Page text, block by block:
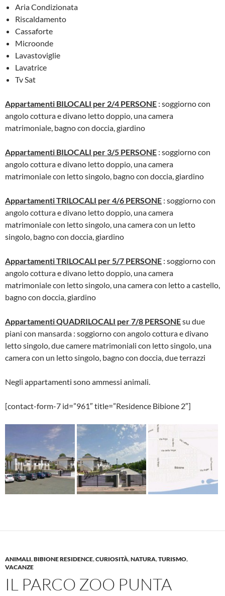
Aria Condizionata
Riscaldamento
Cassaforte
Microonde
Lavastoviglie
Lavatrice
Tv Sat
Appartamenti BILOCALI per 2/4 PERSONE : soggiorno con
angolo cottura e divano letto doppio, una camera
matrimoniale, bagno con doccia, giardino
Appartamenti BILOCALI per 3/5 PERSONE : soggiorno con
angolo cottura e divano letto doppio, una camera
matrimoniale con letto singolo, bagno con doccia, giardino
Appartamenti TRILOCALI per 4/6 PERSONE : soggiorno con
angolo cottura e divano letto doppio, una camera
matrimoniale con letto singolo, una camera con un letto
singolo, bagno con doccia, giardino
Appartamenti TRILOCALI per 5/7 PERSONE : soggiorno con
angolo cottura e divano letto doppio, una camera
matrimoniale con letto singolo, una camera con letto a castello,
bagno con doccia, giardino
Appartamenti QUADRILOCALI per 7/8 PERSONEsu due
piani con mansarda : soggiorno con angolo cottura e divano
letto singolo, due camere matrimoniali con letto singolo, una
camera con un letto singolo, bagno con doccia, due terrazzi
Negli appartamenti sono ammessi animali.
[contact-form-7 id=”961″ title=”Residence Bibione 2″]
ANIMALI,BIBIONE RESIDENCE,CURIOSITÀ,NATURA,TURISMO,
VACANZE
IL PARCO ZOO PUNTA